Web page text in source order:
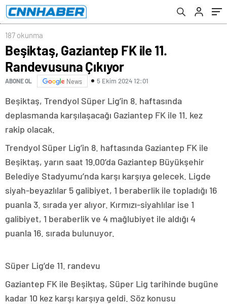
187 okunma
Beşiktaş, Gaziantep FK ile 11.
Randevusuna Çıkıyor
ABONE OL News 5 Ekim 2024 12:01
Beşiktaş, Trendyol Süper Lig’in 8. haftasında
deplasmanda karşılaşacağı Gaziantep FK ile 11. kez
rakip olacak.
Trendyol Süper Lig’in 8. haftasında Gaziantep FK ile
Beşiktaş, yarın saat 19.00’da Gaziantep Büyükşehir
Belediye Stadyumu’nda karşı karşıya gelecek. Ligde
siyah-beyazlılar 5 galibiyet, 1 beraberlik ile topladığı 16
puanla 3. sırada yer alıyor. Kırmızı-siyahlılar ise 1
galibiyet, 1 beraberlik ve 4 mağlubiyet ile aldığı 4
puanla 16. sırada bulunuyor.
Süper Lig’de 11. randevu
Gaziantep FK ile Beşiktaş, Süper Lig tarihinde bugüne
kadar 10 kez karşı karşıya geldi. Söz konusu